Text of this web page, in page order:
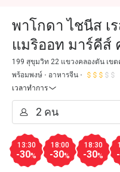
พาโกดา ไชนีส เ
แมริออท มาร์คีส์
Chinese
Marriott
199 สุขุมวิท 22 แขวงคลองตัน เขต
พร้อมพงษ์
อาหารจีน
เวลาทำการ
13:30
-30%
18:00
-30%
18:30
-30%